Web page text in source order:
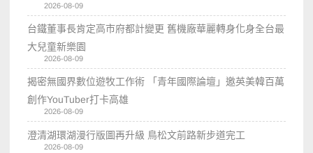
2026-08-09
台鐵董事長肯定高市府都計變更 舊機廠華麗轉身化身全台最
大兒童新樂園
2026-08-09
揭密無國界數位遊牧工作術 「青年國際論壇」邀英美韓百萬
創作YouTuber打卡高雄
2026-08-09
澄清湖環湖漫行版圖再升級 鳥松文前路新步道完工
2026-08-09